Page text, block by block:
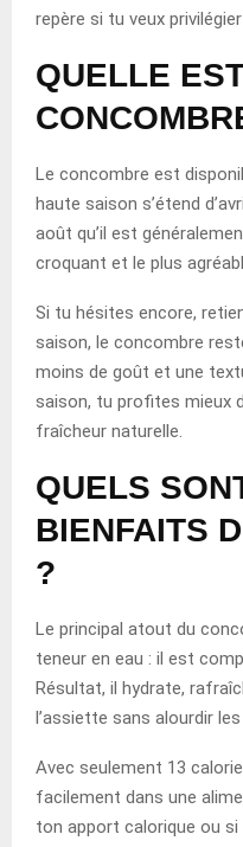
repère si tu veux
QUELLE
Le concombre est
haute saison s’étend
août qu’il est
croquant et le plus
Si tu hésites encore,
saison, le concombre
moins de goût et une
saison, tu profites mieux
fraîcheur naturelle.
QUELS
BIENFAITS
?
Le principal atout du
teneur en eau : il est
Résultat, il hydrate,
l’assiette sans alourdir les
Avec seulement 13
facilement dans une
ton apport calorique ou